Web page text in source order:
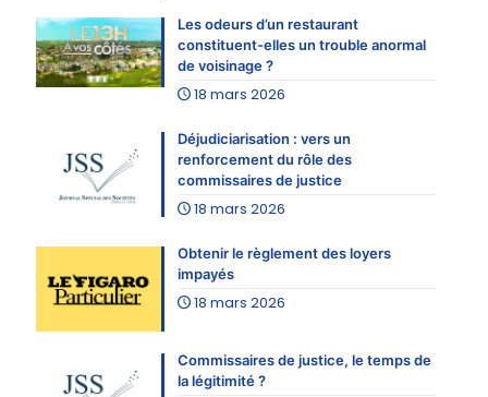
Les odeurs d’un restaurant
constituent-elles un trouble anormal
de voisinage ?
18 mars 2026
Déjudiciarisation : vers un
renforcement du rôle des
commissaires de justice
18 mars 2026
Obtenir le règlement des loyers
impayés
18 mars 2026
Commissaires de justice, le temps de
la légitimité ?